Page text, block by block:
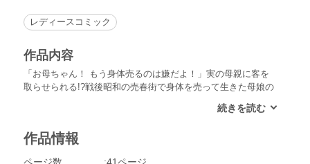
レディースコミック
作品内容
「お母ちゃん！ もう身体売るのは嫌だよ！」実の母親に客を
取らせられる!?戦後昭和の売春街で身体を売って生きた母娘の
された女たちの物語！※この作品は「赤線母娘～売春街に生き
作品情報